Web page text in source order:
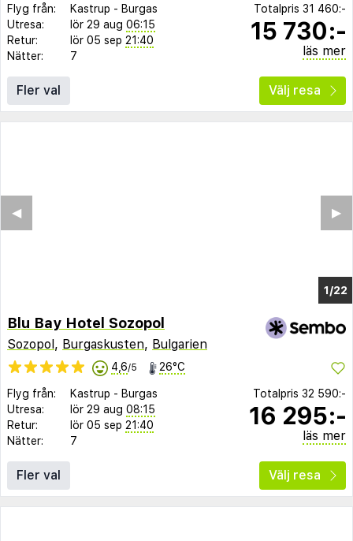
Flyg från: Kastrup - Burgas
Utresa:
lör 29 aug 06:15
Retur:
lör 05 sep 21:40
Nätter:
7
Totalpris 31 460:-
15 730:-
läs mer
Fler val Välj resa
1/14
▶︎
◀︎
Blu Bay Hotel Sozopol
Sozopol , Burgaskusten, Bulgarien
4,6/5 26°C
Flyg från: Kastrup - Burgas
Utresa:
lör 29 aug 08:15
Retur:
lör 05 sep 21:40
Nätter:
7
Totalpris 32 590:-
16 295:-
läs mer
Fler val Välj resa